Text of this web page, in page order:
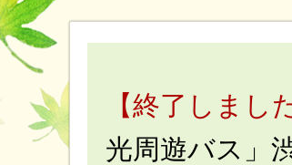
【終了しまし
光周遊バス」